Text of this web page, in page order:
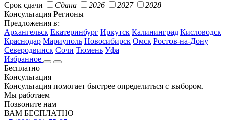
Срок сдачи
Сдана 2026 2027
2028+
Консультация Регионы
Предложения в:
Архангельск Екатеринбург Иркутск Калининград Кисловодск
Краснодар Мариуполь Новосибирск Омск Ростов-на-Дону
Северодвинск Сочи Тюмень Уфа
Избранное
Бесплатно
Консультация
Консультация помогает быстрее определиться с выбором.
Мы работаем
Позвоните нам
ВАМ БЕСПЛАТНО